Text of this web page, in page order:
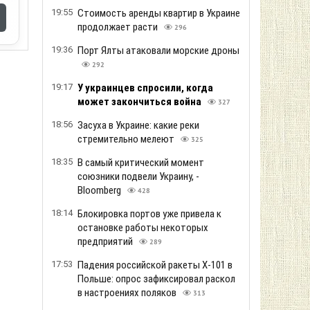
19:55 Стоимость аренды квартир в Украине
продолжает расти
296
19:36 Порт Ялты атаковали морские дроны
292
19:17 У украинцев спросили, когда
может закончиться война
327
18:56 Засуха в Украине: какие реки
стремительно мелеют
325
18:35 В самый критический момент
союзники подвели Украину, -
Bloomberg
428
18:14 Блокировка портов уже привела к
остановке работы некоторых
предприятий
289
17:53 Падения российской ракеты Х-101 в
Польше: опрос зафиксировал раскол
в настроениях поляков
313